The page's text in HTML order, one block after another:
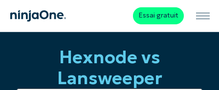
Essai gratuit
Hexnode vs
Lansweeper